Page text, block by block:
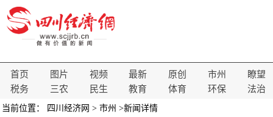
首页 图片 视频 最新 原创 市州
瞭望
税务
三农 民生 教育 体育 环保 法治
当前位置： 四川经济网 > 市州 >新闻详情